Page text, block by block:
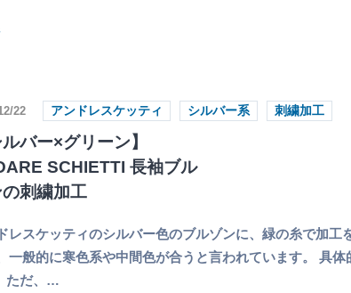
22 アンドレスケッティ シルバー系 刺繍加工
ルバー×グリーン】
SCHIETTI 長袖ブル
刺繍加工
レスケッティのシルバー色のブルゾンに、緑の糸で加
一般的に寒色系や中間色が合うと言われています。 具
ただ、…